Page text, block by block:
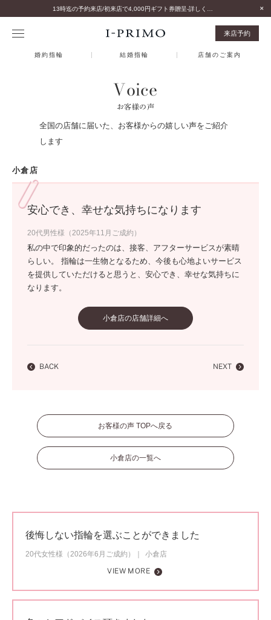
来店予約
婚約指輪 結婚指輪 店舗のご案内
Voice
お客様の声
全国の店舗に届いた、お客様からの嬉しい声をご紹介
します
小倉店
安心でき、幸せな気持ちになります
20代男性様（2025年11月ご成約）
私の中で印象的だったのは、接客、アフターサービスが素晴
らしい。 指輪は一生物となるため、今後も心地よいサービス
を提供していただけると思うと、安心でき、幸せな気持ちに
なります。
小倉店の店舗詳細へ
BACK NEXT
お客様の声 TOPへ戻る
小倉店の一覧へ
後悔しない指輪を選ぶことができました
20代女性様（2026年6月ご成約）
小倉店
VIEW MORE